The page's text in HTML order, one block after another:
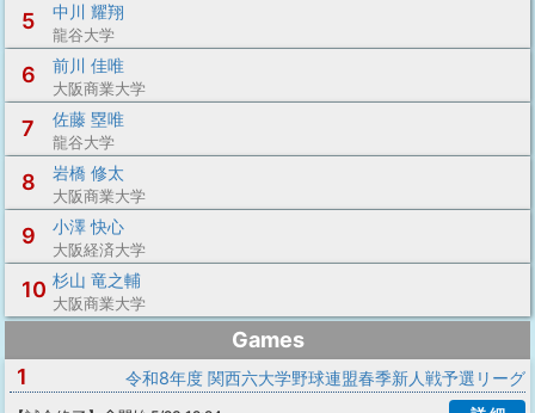
5 中川 耀翔
龍谷大学
6 前川 佳唯
大阪商業大学
7 佐藤 塁唯
龍谷大学
8 岩橋 修太
大阪商業大学
9 小澤 快心
大阪経済大学
10 杉山 竜之輔
大阪商業大学
Games
1
令和8年度 関西六大学野球連盟春季新人戦予選リーグ